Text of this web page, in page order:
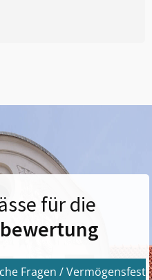
für die
Fragen /